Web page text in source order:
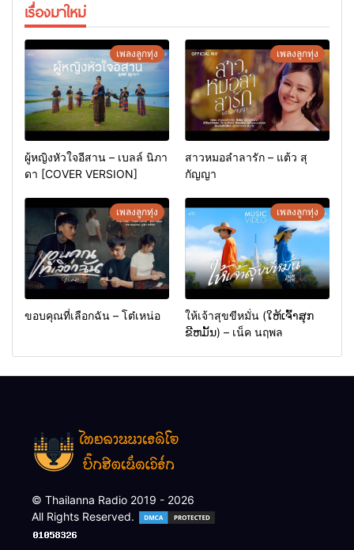
เรื่องมาใหม่
เพลงลูกทุ่ง
ผู้หญิงหัวใจอีสาน – เบลล์ นิภา
ดา [COVER VERSION]
เพลงลูกทุ่ง
สาวหมอลำลารัก – แต้ว สุ
กัญญา
เพลงลูกทุ่ง
ขอบคุณที่เลือกฉัน – โต๋เหน่อ
เพลงลูกทุ่ง
ให้เจ้าสุขขีหมั่น (ໃຫ້ເຈົ້າສຸກ
ຂີຫມັ້ນ) – เน็ค นฤพล
© Thailanna Radio 2019 - 2026
All Rights Reserved.